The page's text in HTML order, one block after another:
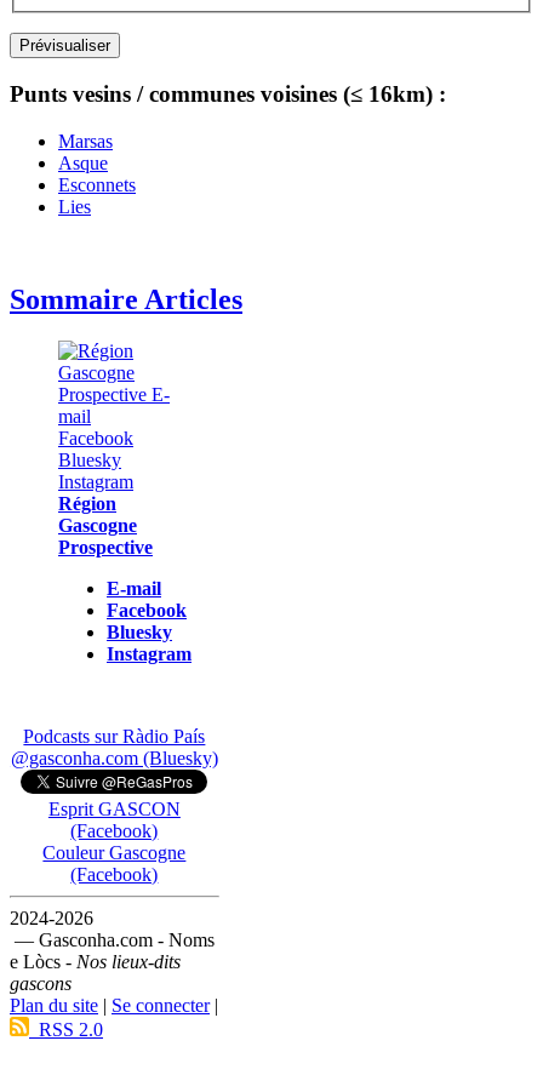
Punts vesins / communes voisines (≤ 16km) :
Marsas
Asque
Esconnets
Lies
Sommaire Articles
Région
Gascogne
Prospective
E-mail
Facebook
Bluesky
Instagram
Podcasts sur Ràdio País
@gasconha.com (Bluesky)
Esprit GASCON
(Facebook)
Couleur Gascogne
(Facebook)
2024-2026
— Gasconha.com - Noms
e Lòcs - Nos lieux-dits
gascons
Plan du site | Se connecter|
RSS 2.0